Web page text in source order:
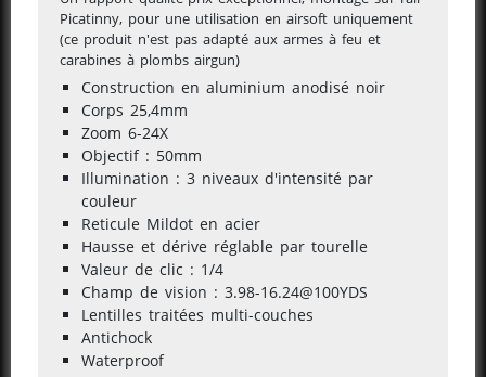
Picatinny, pour une utilisation en airsoft uniquement
(ce produit n'est pas adapté aux armes à feu et
carabines à plombs airgun)
Construction en aluminium anodisé noir
Corps 25,4mm
Zoom 6-24X
Objectif : 50mm
Illumination : 3 niveaux d'intensité par
couleur
Reticule Mildot en acier
Hausse et dérive réglable par tourelle
Valeur de clic : 1/4
Champ de vision : 3.98-16.24@100YDS
Lentilles traitées multi-couches
Antichock
Waterproof